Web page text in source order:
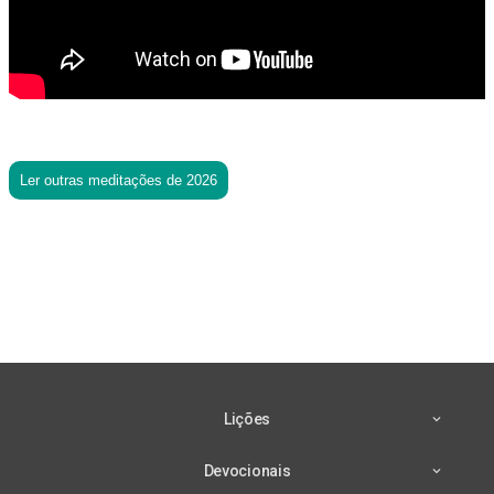
Ler outras meditações de 2026
Lições
Devocionais